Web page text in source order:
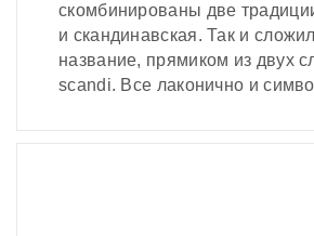
скомбинированы две
и скандинавская. Так и
название, прямиком из двух
scandi. Все лаконично и